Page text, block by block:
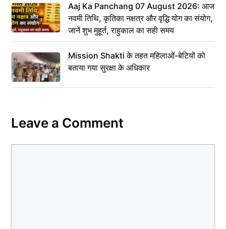
Aaj Ka Panchang 07 August 2026: आज
नवमी तिथि, कृतिका नक्षत्र और वृद्धि योग का संयोग,
जानें शुभ मुहूर्त, राहुकाल का सही समय
Mission Shakti के तहत महिलाओं-बेटियों को
बताया गया सुरक्षा के अधिकार
Leave a Comment